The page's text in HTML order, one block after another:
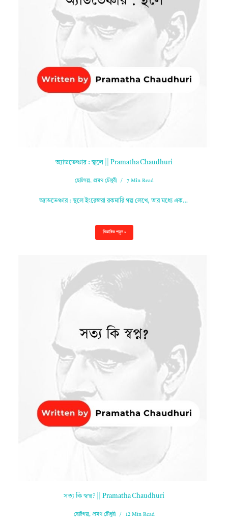
অ্যাডভেঞ্চার : স্থলে || Pramatha Chaudhuri
ছোটগল্প, প্রমথ চৌধুরী 7 Min Read
অ্যাডভেঞ্চার : স্থলে ইংরেজরা রকমারি গল্প লেখে, তার মধ্যে এক…
বিস্তারিত পড়ুন »
সত্য কি স্বপ্ন? || Pramatha Chaudhuri
ছোটগল্প, প্রমথ চৌধুরী 12 Min Read